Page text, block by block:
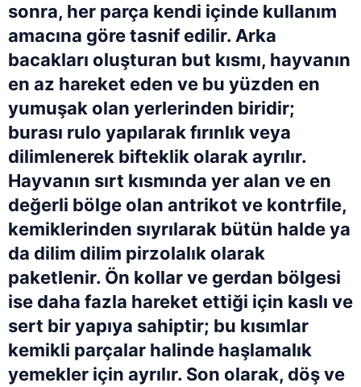
sonra, her parça kendi içinde kullanım
amacına göre tasnif edilir. Arka
bacakları oluşturan but kısmı, hayvanın
en az hareket eden ve bu yüzden en
yumuşak olan yerlerinden biridir;
burası rulo yapılarak fırınlık veya
dilimlenerek bifteklik olarak ayrılır.
Hayvanın sırt kısmında yer alan ve en
değerli bölge olan antrikot ve kontrfile,
kemiklerinden sıyrılarak bütün halde ya
da dilim dilim pirzolalık olarak
paketlenir. Ön kollar ve gerdan bölgesi
ise daha fazla hareket ettiği için kaslı ve
sert bir yapıya sahiptir; bu kısımlar
kemikli parçalar halinde haşlamalık
yemekler için ayrılır. Son olarak, döş ve